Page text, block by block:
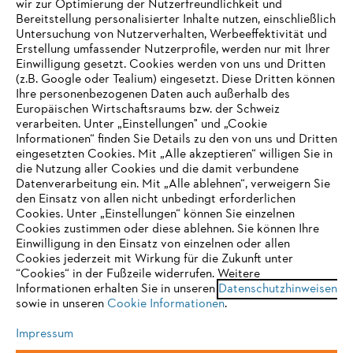
Häufig gestellte Fragen
Support
Datenschutz Impressum Cookies
Rechtliche Informationen
STIHL VERTRIEBS AG, 8617 Mönchaltorf
IHR BROWSER WIRD NICHT
UNTERSTÜTZT
Sie nutzen einen Browser, den wir noch nicht unterstützen. Für
eine optimale Nutzung unserer Seite empfehlen wir Ihnen, zu
einem der folgenden Browser zu wechseln:
wir zur Optimierung der Nutzerfreundlichkeit und
Bereitstellung personalisierter Inhalte nutzen, einschließlich
Untersuchung von Nutzerverhalten, Werbeeffektivität und
Erstellung umfassender Nutzerprofile, werden nur mit Ihrer
Einwilligung gesetzt. Cookies werden von uns und Dritten
(z.B. Google oder Tealium) eingesetzt. Diese Dritten können
Ihre personenbezogenen Daten auch außerhalb des
Europäischen Wirtschaftsraums bzw. der Schweiz
verarbeiten. Unter „Einstellungen" und „Cookie
Informationen“ finden Sie Details zu den von uns und Dritten
eingesetzten Cookies. Mit „Alle akzeptieren“ willigen Sie in
die Nutzung aller Cookies und die damit verbundene
Datenverarbeitung ein. Mit „Alle ablehnen“, verweigern Sie
den Einsatz von allen nicht unbedingt erforderlichen
Cookies. Unter „Einstellungen“ können Sie einzelnen
Cookies zustimmen oder diese ablehnen. Sie können Ihre
Einwilligung in den Einsatz von einzelnen oder allen
Cookies jederzeit mit Wirkung für die Zukunft unter
“Cookies“ in der Fußzeile widerrufen. Weitere
Informationen erhalten Sie in unseren Datenschutzhinweisen
sowie in unseren Cookie Informationen.
Impressum